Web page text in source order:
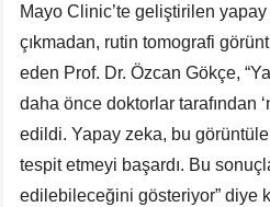
Mayo Clinic’te geliştirilen
çıkmadan, rutin tomografi
eden Prof. Dr. Özcan Gökçe,
daha önce doktorlar tarafından
edildi. Yapay zeka, bu
tespit etmeyi başardı. Bu
edilebileceğini gösteriyor” diye